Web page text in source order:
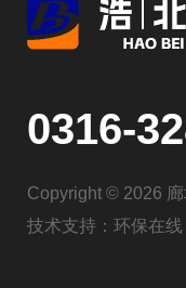
0316-
Copyright © 2026
技术支持： 环保在线